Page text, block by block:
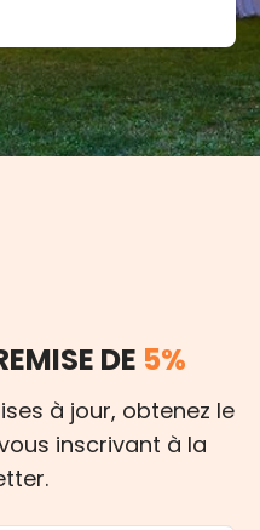
DE 5%
à jour, obtenez le
inscrivant à la